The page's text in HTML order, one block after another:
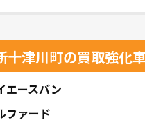
十津川町の買取強化
エースバン
ファード